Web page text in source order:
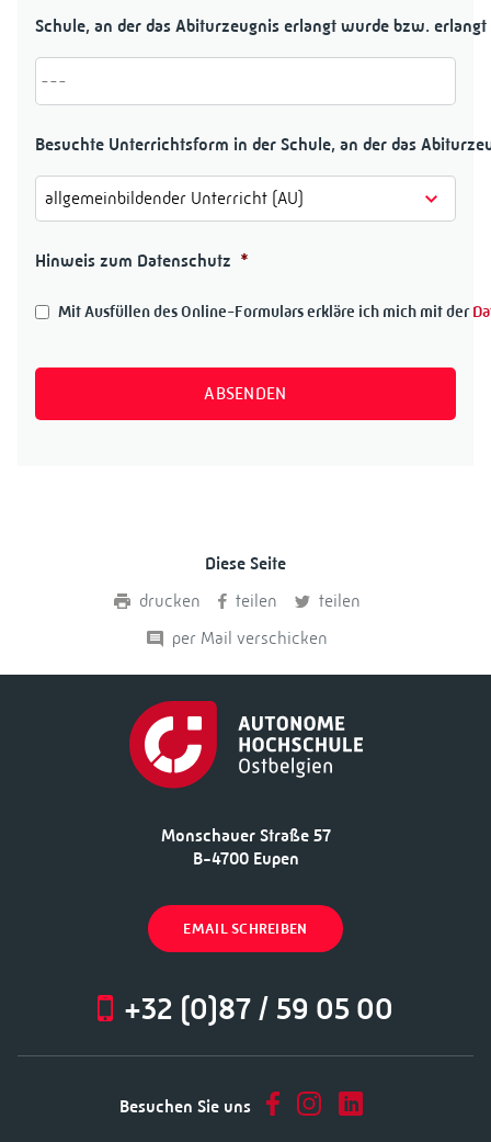
Schule, an der das Abiturzeugnis erlangt wurde bzw.
Besuchte Unterrichtsform in der Schule, an der das
Hinweis zum Datenschutz *
Mit Ausfüllen des Online-Formulars erkläre ich mich mit der
Diese Seite
drucken
teilen
teilen
per Mail verschicken
Monschauer Straße 57
B-4700 Eupen
EMAIL SCHREIBEN
+32 (0)87 / 59 05 00
Besuchen Sie uns